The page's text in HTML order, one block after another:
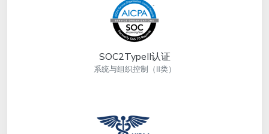
SOC2TypeII认证
系统与组织控制（Ⅱ类）